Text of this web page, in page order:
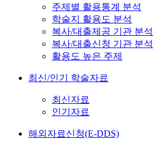
주제별 활용통계 분석
학술지 활용도 분석
복사/대출제공 기관 분석
복사/대출신청 기관 분석
활용도 높은 주제
최신/인기 학술자료
최신자료
인기자료
해외자료신청(E-DDS)